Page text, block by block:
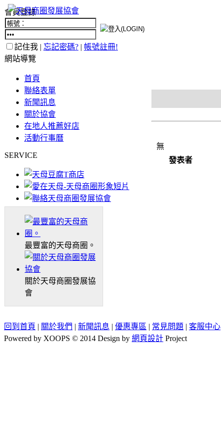
會員登錄
記住我 | 忘記密碼? | 帳號註冊!
網站導覽
首頁
聯絡表單
新聞訊息
關於協會
在地人推薦好店
活動行事曆
SERVICE
最豐富的天母商圈。
關於天母商圈發展協
會
無
發表者
回到首頁 | 關於我們 | 新聞訊息 | 優惠專區 | 常見問題 | 客服中心
Powered by XOOPS © 2014 Design by 網頁設計 Project